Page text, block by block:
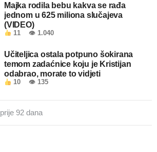
Majka rodila bebu kakva se rađa
jednom u 625 miliona slučajeva
(VIDEO)
11 👁 1.040
Učiteljica ostala potpuno šokirana
temom zadaćnice koju je Kristijan
odabrao, morate to vidjeti
10 👁 135
prije 92 dana